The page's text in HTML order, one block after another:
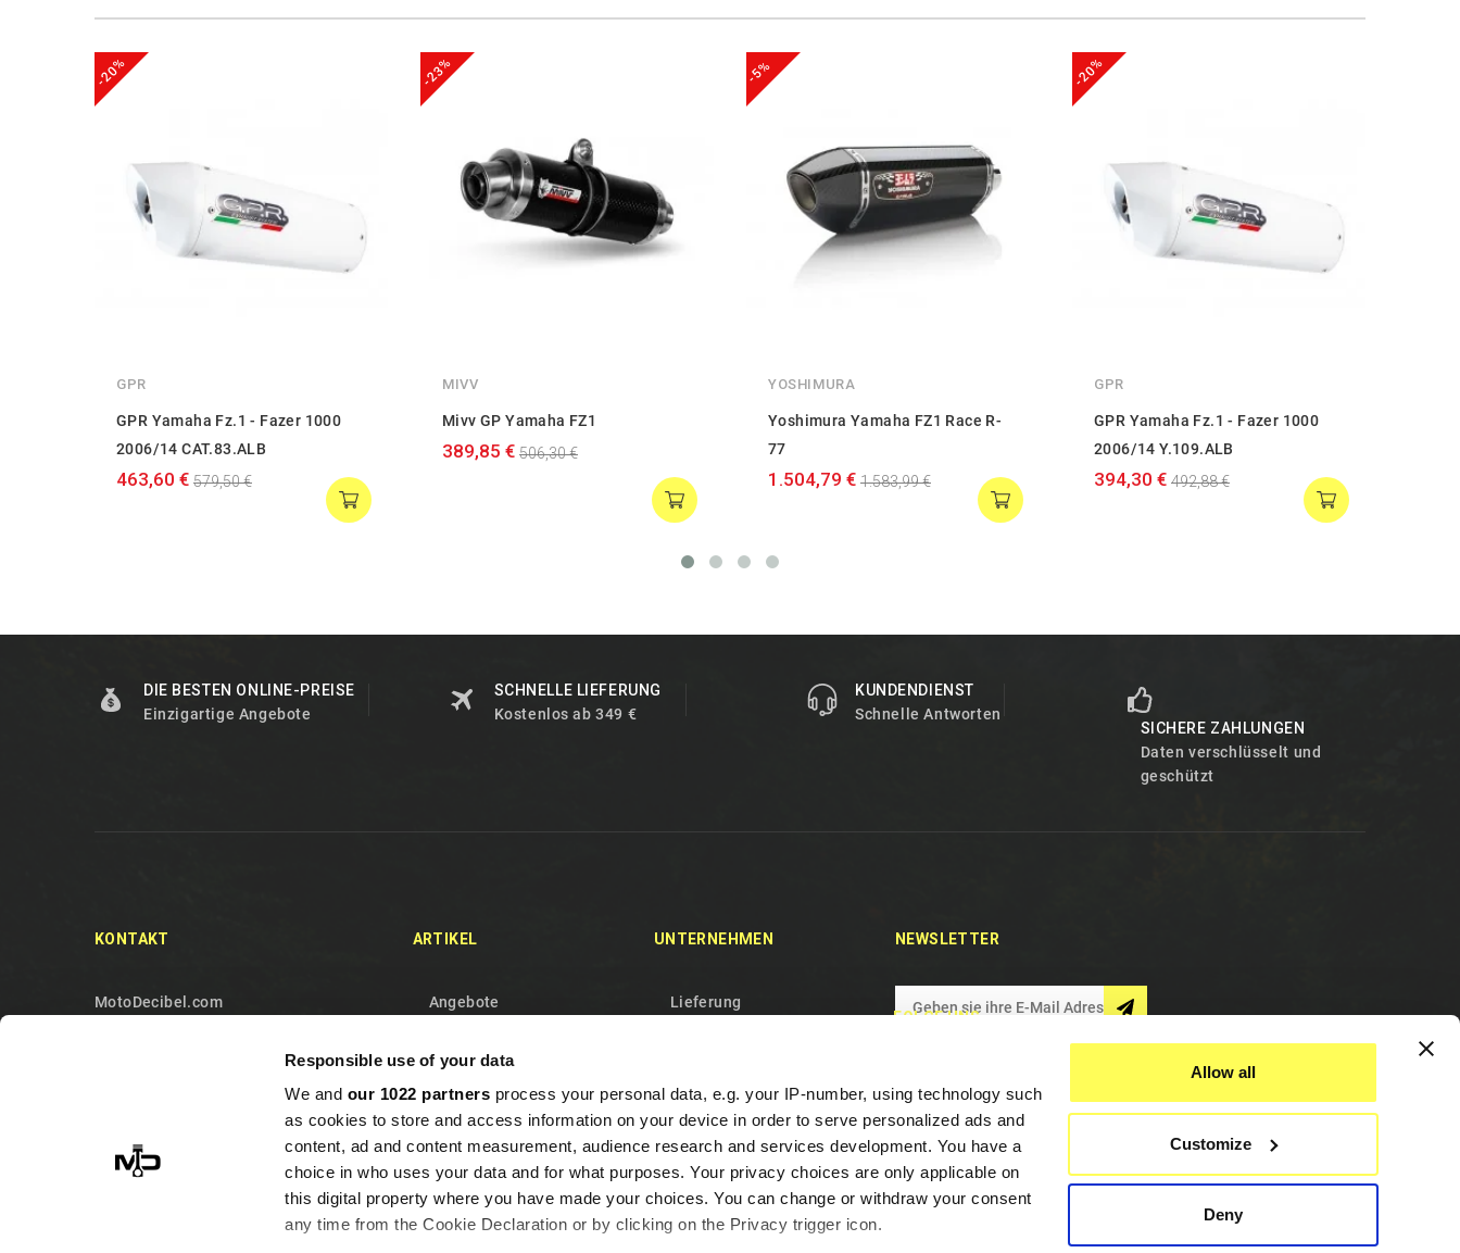
Responsible use of your data
We and our 1022 partners process your personal data, e.g. your IP-number, using technology such
as cookies to store and access information on your device in order to serve personalized ads and
content, ad and content measurement, audience research and services development. You have a
choice in who uses your data and for what purposes. Your privacy choices are only applicable on
this digital property where you have made your choices. You can change or withdraw your consent
any time from the Cookie Declaration or by clicking on the Privacy trigger icon.
Allow all
Customize
Deny
-20%
GPR
GPR Yamaha Fz.1 - Fazer 1000
2006/14 CAT.83.ALB
463,60 € 579,50 €
-23%
MIVV
Mivv GP Yamaha FZ1
389,85 € 506,30 €
-5%
YOSHIMURA
Yoshimura Yamaha FZ1 Race R-
77
1.504,79 € 1.583,99 €
-20%
GPR
GPR Yamaha Fz.1 - Fazer 1000
2006/14 Y.109.ALB
394,30 € 492,88 €
DIE BESTEN ONLINE-PREISE
Einzigartige Angebote
SCHNELLE LIEFERUNG
Kostenlos ab 349 €
KUNDENDIENST
Schnelle Antworten
SICHERE ZAHLUNGEN
Daten verschlüsselt und
geschützt
KONTAKT
MotoDecibel.com
Torino
+393513946375 (Whatsapp)
ARTIKEL
Angebote
Verkaufshits
Kontakt
UNTERNEHMEN
Lieferung
Wer Wir Sind
Garantie und Widerruf
Häufige Fragen
Treueprogramm
NEWSLETTER
FOLGE UNS
Hilfe